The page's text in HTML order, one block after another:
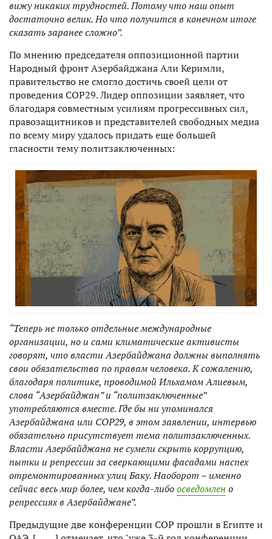
вижу никаких трудностей. Потому что наш опыт
достаточно велик. Но что получится в конечном итоге
сказать заранее сложно”.
По мнению председателя оппозиционной партии
Народный фронт Азербайджана Али Керимли,
правительство не смогло достичь своей цели от
проведения СОР29. Лидер оппозиции заявляет, что
благодаря совместным усилиям прогрессивных сил,
правозащитников и представителей свободных медиа
по всему миру удалось придать еще большей
гласности тему политзаключенных:
“Теперь не только отдельные международные
организации, но и сами климатические активисты
говорят, что власти Азербайджана должны выполнять
свои обязательства по правам человека. К сожалению,
благодаря политике, проводимой Ильхамом Алиевым,
слова “Азербайджан” и “политзаключенные”
употребляются вместе. Где бы ни упоминался
Азербайджана или COP29, в этом заявлении, интервью
обязательно присутствует тема политзаключенных.
Власти Азербайджана не сумели скрыть коррупцию,
пытки и репрессии за сверкающими фасадами наспех
отремонтированных улиц Баку. Наоборот – именно
сейчас весь мир более, чем когда-либоосведомлен о
репрессиях в Азербайджане”.
Предыдущие две конференции СОР прошли в Египте и